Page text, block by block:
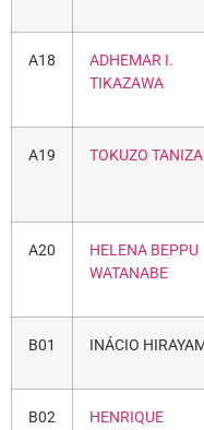
A18
ADHEMAR I.
TIKAZAWA
A19 TOKUZO
A20
HELENA BEPPU
WATANABE
B01 INÁCIO
B02
HENRIQUE